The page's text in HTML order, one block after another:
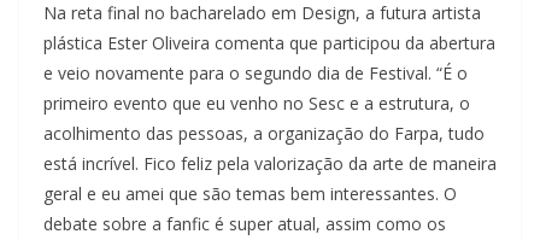
Na reta final no bacharelado em Design, a futura artista
plástica Ester Oliveira comenta que participou da abertura
e veio novamente para o segundo dia de Festival. “É o
primeiro evento que eu venho no Sesc e a estrutura, o
acolhimento das pessoas, a organização do Farpa, tudo
está incrível. Fico feliz pela valorização da arte de maneira
geral e eu amei que são temas bem interessantes. O
debate sobre a fanfic é super atual, assim como os